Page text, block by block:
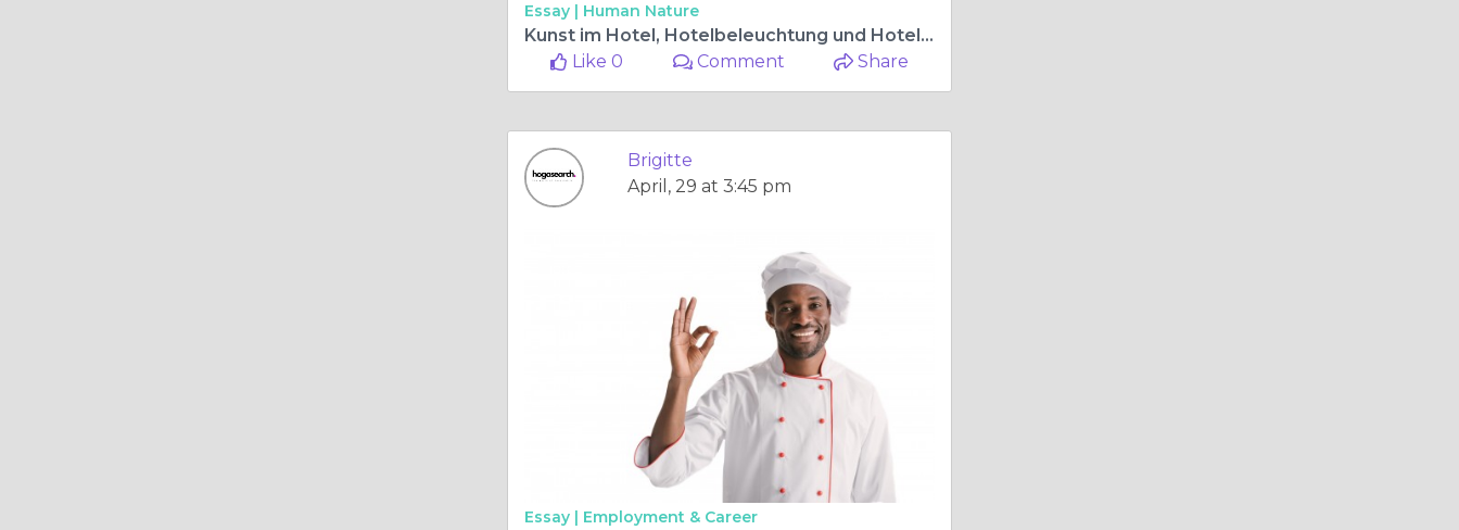
Essay | Human Nature
Kunst im Hotel, Hotelbeleuchtung und Hotellobbygestaltung: Moderne Designkonzepte für unvergessliche Gästeerlebnisse
Like 0
Comment Share
Brigitte
April, 29 at 3:45 pm
Essay | Employment & Career